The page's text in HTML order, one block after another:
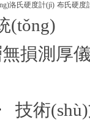
洛氏硬度計(jì) 布氏硬度
(tǒng)
損測厚
技術